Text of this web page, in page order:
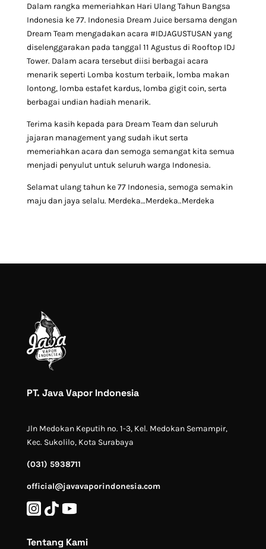
Dalam rangka memeriahkan Hari Ulang Tahun Bangsa
Indonesia ke 77. Indonesia Dream Juice bersama dengan
Dream Team mengadakan acara #IDJAGUSTUSAN yang
diselenggarakan pada tanggal 11 Agustus di Rooftop IDJ
Tower. Dalam acara tersebut diisi berbagai acara
menarik seperti Lomba kostum terbaik, lomba makan
lontong, lomba estafet kardus, lomba gigit coin, serta
berbagai undian hadiah menarik.
Terima kasih kepada para Dream Team dan seluruh
jajaran management yang sudah ikut serta
memeriahkan acara dan semoga semangat kita semua
menjadi penyulut untuk seluruh warga Indonesia.
Selamat ulang tahun ke 77 Indonesia, semoga semakin
maju dan jaya selalu. Merdeka…Merdeka..Merdeka
PT. Java Vapor Indonesia
Jln Medokan Keputih no. 1-3, Kel. Medokan Semampir,
Kec. Sukolilo, Kota Surabaya
(031) 5938711
official@javavaporindonesia.com
Tentang Kami